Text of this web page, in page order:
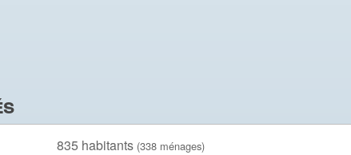
835 habitants (338 ménages)